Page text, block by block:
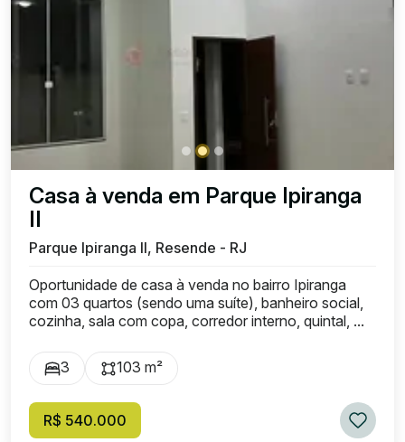
Casa à venda em Parque Ipiranga
II
Parque Ipiranga II, Resende - RJ
Oportunidade de casa à venda no bairro Ipiranga
com 03 quartos (sendo uma suíte), banheiro social,
cozinha, sala com copa, corredor interno, quintal, ...
3 103 m²
R$ 540.000